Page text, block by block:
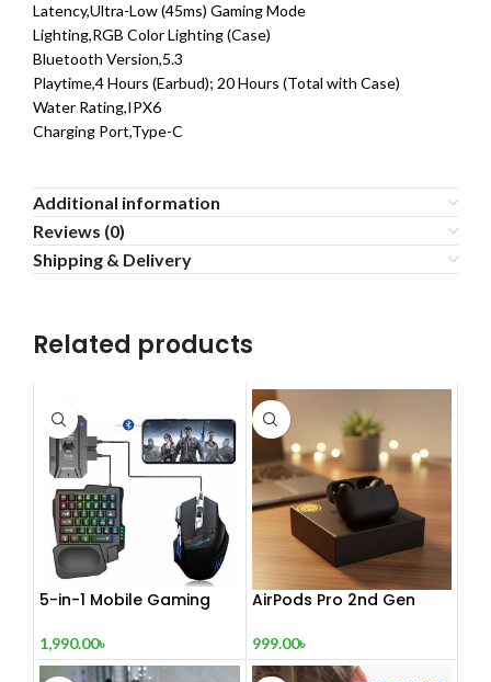
Latency,Ultra-Low (45ms) Gaming Mode
Lighting,RGB Color Lighting (Case)
Bluetooth Version,5.3
Playtime,4 Hours (Earbud); 20 Hours (Total with Case)
Water Rating,IPX6
Charging Port,Type-C
Additional information
Reviews (0)
Shipping & Delivery
Related products
5-in-1 Mobile Gaming
1,990.00৳
AirPods Pro 2nd Gen
999.00৳